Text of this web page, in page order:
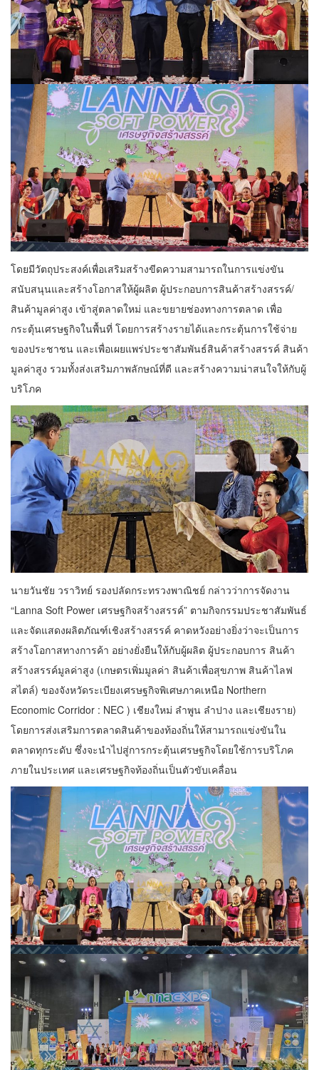
โดยมีวัตถุประสงค์เพื่อเสริมสร้างขีดความสามารถในการแข่งขัน
สนับสนุนและสร้างโอกาสให้ผู้ผลิต ผู้ประกอบการสินค้าสร้างสรรค์/
สินค้ามูลค่าสูง เข้าสู่ตลาดใหม่ และขยายช่องทางการตลาด เพื่อ
กระตุ้นเศรษฐกิจในพื้นที่ โดยการสร้างรายได้และกระตุ้นการใช้จ่าย
ของประชาชน และเพื่อเผยแพร่ประชาสัมพันธ์สินค้าสร้างสรรค์ สินค้า
มูลค่าสูง รวมทั้งส่งเสริมภาพลักษณ์ที่ดี และสร้างความน่าสนใจให้กับผู้
บริโภค
นายวันชัย วราวิทย์ รองปลัดกระทรวงพาณิชย์ กล่าวว่าการจัดงาน
“Lanna Soft Power เศรษฐกิจสร้างสรรค์” ตามกิจกรรมประชาสัมพันธ์
และจัดแสดงผลิตภัณฑ์เชิงสร้างสรรค์ คาดหวังอย่างยิ่งว่าจะเป็นการ
สร้างโอกาสทางการค้า อย่างยั่งยืนให้กับผู้ผลิต ผู้ประกอบการ สินค้า
สร้างสรรค์มูลค่าสูง (เกษตรเพิ่มมูลค่า สินค้าเพื่อสุขภาพ สินค้าไลฟ
สไตล์) ของจังหวัดระเบียงเศรษฐกิจพิเศษภาคเหนือ Northern
Economic Corridor : NEC ) เชียงใหม่ ลำพูน ลำปาง และเชียงราย)
โดยการส่งเสริมการตลาดสินค้าของท้องถิ่นให้สามารถแข่งขันใน
ตลาดทุกระดับ ซึ่งจะนำไปสู่การกระตุ้นเศรษฐกิจโดยใช้การบริโภค
ภายในประเทศ และเศรษฐกิจท้องถิ่นเป็นตัวขับเคลื่อน